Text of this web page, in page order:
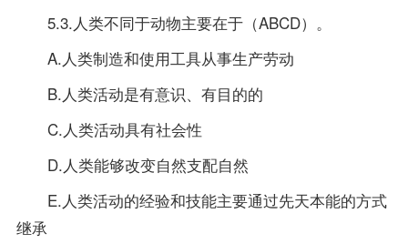
5.3.人类不同于动物主要在于（ABCD）。
A.人类制造和使用工具从事生产劳动
B.人类活动是有意识、有目的的
C.人类活动具有社会性
D.人类能够改变自然支配自然
E.人类活动的经验和技能主要通过先天本能的方式
继承